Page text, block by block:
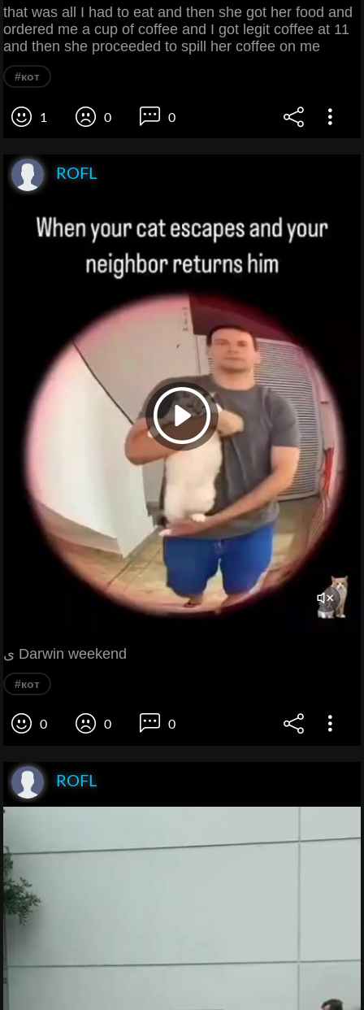
that was all I had to eat and then she got her food and
ordered me a cup of coffee and I got legit coffee at 11
and then she proceeded to spill her coffee on me
#кот
1 0 0
ROFL
ی Darwin weekend
#кот
0 0 0
ROFL